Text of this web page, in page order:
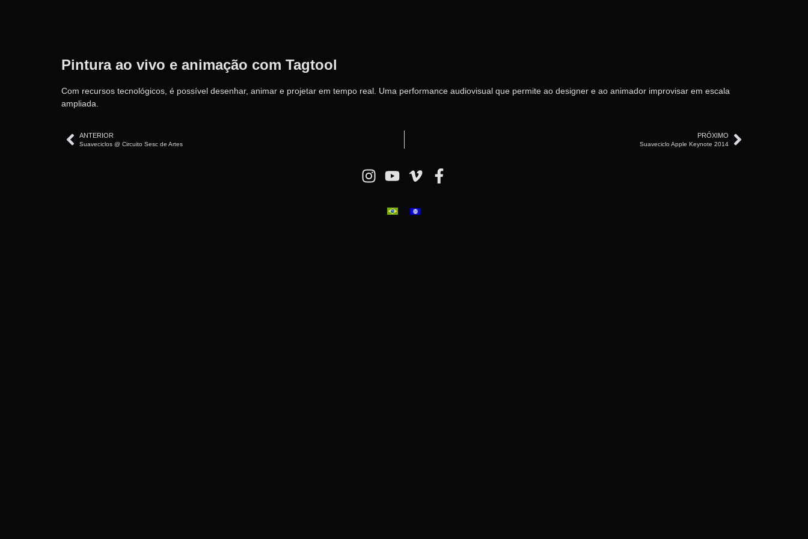
Pintura ao vivo e animação com Tagtool
Com recursos tecnológicos, é possível desenhar, animar e projetar em tempo real. Uma performance audiovisual que permite ao designer e ao animador improvisar em escala
ampliada.
ANTERIOR
Suaveciclos @ Circuito Sesc de Artes
PRÓXIMO
Suaveciclo Apple Keynote 2014